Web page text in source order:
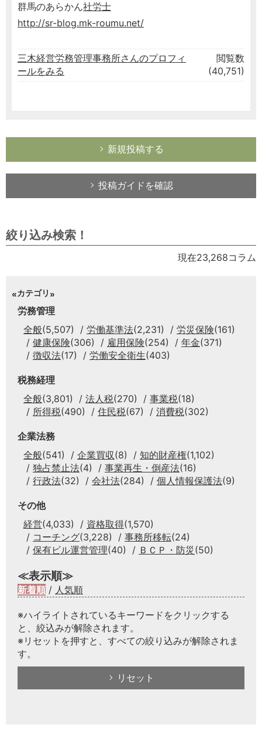
群馬のあらかん社労士
http://sr-blog.mk-roumu.net/
三木経営労務管理事務所さんのプロフィ
ールをみる
閲覧数
(40,751)
新規投稿する
投稿ガイドを確認
絞り込み検索！
現在23,268コラム
カテゴリ
労務管理
全般(5,507) 労働基準法(2,231) 労災保険(161)
健康保険(306) 雇用保険(254) 年金(371)
徴収法(17) 労働安全衛生(403)
税務経理
全般(3,801) 法人税(270) 事業税(18)
所得税(490) 住民税(67) 消費税(302)
企業法務
全般(541) 企業買収(8) 知的財産権(1,102)
独占禁止法(4) 事業再生・倒産法(16)
行政法(32) 会社法(284) 個人情報保護法(9)
その他
経営(4,033) 資格取得(1,570)
コーチング(3,228) 事務所移転(24)
保有ビル運営管理(40) ＢＣＰ・防災 (50)
≪表示順≫
新着順 / 人気順
※ハイライトされているキーワードをクリックする
と、絞込みが解除されます。
※リセットを押すと、すべての絞り込みが解除されま
す。
リセット